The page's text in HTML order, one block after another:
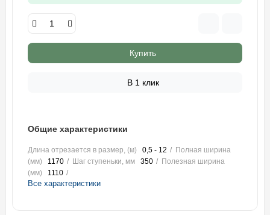
Купить
В 1 клик
Общие характеристики
Длина отрезается в размер, (м) 0,5 - 12
Полная ширина
(мм)
1170 Шаг ступеньки, мм 350
Полезная ширина
(мм)
1110
Все характеристики